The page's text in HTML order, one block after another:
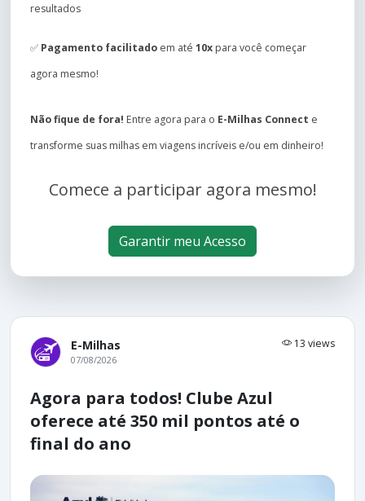
resultados
✅ Pagamento facilitado em até 10x para você começar
agora mesmo!
Não fique de fora! Entre agora para o E-Milhas Connect e
transforme suas milhas em viagens incríveis e/ou em dinheiro!
Comece a participar agora mesmo!
Garantir meu Acesso
E-Milhas 13 views
07/08/2026
Agora para todos! Clube Azul
oferece até 350 mil pontos até o
final do ano